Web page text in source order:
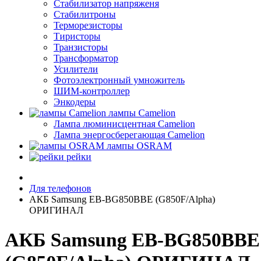
Стабилизатор напряженя
Стабилитроны
Терморезисторы
Тиристоры
Транзисторы
Трансформатор
Усилители
Фотоэлектронный умножитель
ШИМ-контроллер
Энкодеры
лампы Camelion
Лампа люминисцентная Сamelion
Лампа энергосберегающая Сamelion
лампы OSRAM
рейки
Для телефонов
АКБ Samsung EB-BG850BBE (G850F/Alpha)
ОРИГИНАЛ
АКБ Samsung EB-BG850BBE